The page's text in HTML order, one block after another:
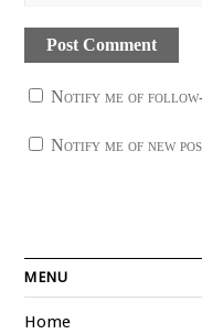
Notify me of follow-
Notify me of new
MENU
Home